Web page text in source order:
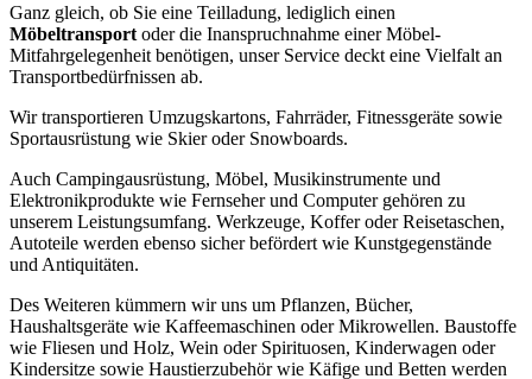
Ganz gleich, ob Sie eine Teilladung, lediglich einen
Möbeltransport oder die Inanspruchnahme einer Möbel-
Mitfahrgelegenheit benötigen, unser Service deckt eine Vielfalt an
Transportbedürfnissen ab.
Wir transportieren Umzugskartons, Fahrräder, Fitnessgeräte sowie
Sportausrüstung wie Skier oder Snowboards.
Auch Campingausrüstung, Möbel, Musikinstrumente und
Elektronikprodukte wie Fernseher und Computer gehören zu
unserem Leistungsumfang. Werkzeuge, Koffer oder Reisetaschen,
Autoteile werden ebenso sicher befördert wie Kunstgegenstände
und Antiquitäten.
Des Weiteren kümmern wir uns um Pflanzen, Bücher,
Haushaltsgeräte wie Kaffeemaschinen oder Mikrowellen. Baustoffe
wie Fliesen und Holz, Wein oder Spirituosen, Kinderwagen oder
Kindersitze sowie Haustierzubehör wie Käfige und Betten werden